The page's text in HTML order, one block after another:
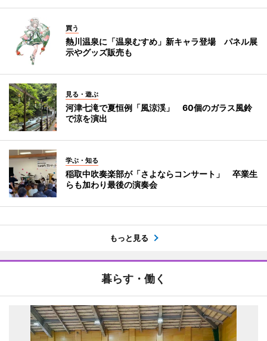
買う
熱川温泉に「温泉むすめ」新キャラ登場 パネル展
示やグッズ販売も
見る・遊ぶ
河津七滝で夏恒例「風涼渓」 60個のガラス風鈴
で涼を演出
学ぶ・知る
稲取中吹奏楽部が「さよならコンサート」 卒業生
らも加わり最後の演奏会
もっと見る
暮らす・働く